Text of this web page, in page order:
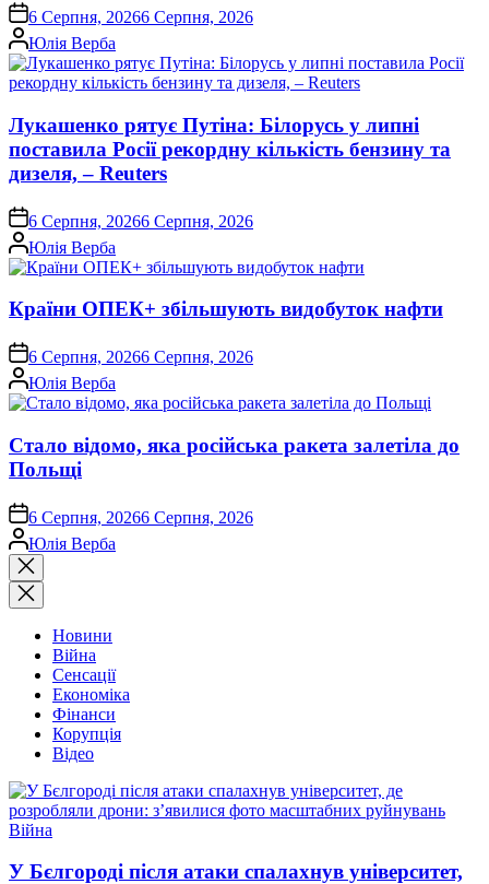
on6 Серпня, 20266 Серпня, 2026
Опубліковано
Юлія Верба
Лукашенко рятує Путіна: Білорусь у липні
поставила Росії рекордну кількість бензину та
дизеля, – Reuters
on6 Серпня, 20266 Серпня, 2026
Опубліковано
Юлія Верба
Країни ОПЕК+ збільшують видобуток нафти
on6 Серпня, 20266 Серпня, 2026
Опубліковано
Юлія Верба
Стало відомо, яка російська ракета залетіла до
Польщі
on6 Серпня, 20266 Серпня, 2026
Опубліковано
Юлія Верба
Закрити
пошук
Новини
Війна
Сенсації
Економіка
Фінанси
Корупція
Відео
Опублікувати
Війна
У Бєлгороді після атаки спалахнув університет,